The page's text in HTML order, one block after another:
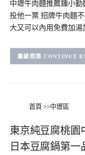
中壢牛肉麵推薦鍾小
投他一票 招牌牛肉麵
大又可以內用免費加
CONTINUE
首頁 >>中壢區
東京純豆腐桃園
日本豆腐鍋第